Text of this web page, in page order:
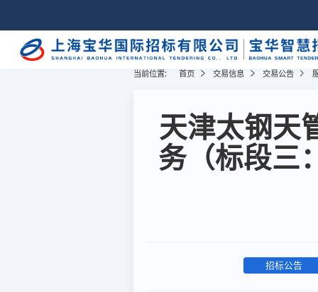
当前位置: 首页 交易信息 交易公告
天津太钢天
务（标段三
招标公告